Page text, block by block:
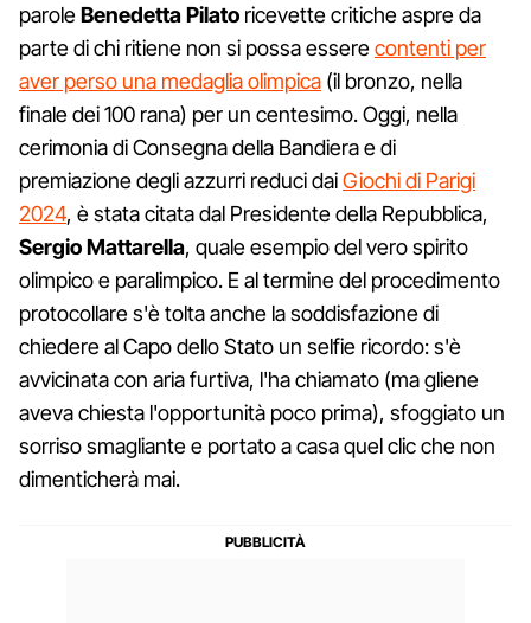
paroleBenedetta Pilato ricevette critiche aspre da
parte di chi ritiene non si possa esserecontenti per
aver perso una medaglia olimpica (il bronzo, nella
finale dei 100 rana) per un centesimo. Oggi, nella
cerimonia di Consegna della Bandiera e di
premiazione degli azzurri reduci daiGiochi di Parigi
2024, è stata citata dal Presidente della Repubblica,
Sergio Mattarella, quale esempio del vero spirito
olimpico e paralimpico. E al termine del procedimento
protocollare s'è tolta anche la soddisfazione di
chiedere al Capo dello Stato un selfie ricordo: s'è
avvicinata con aria furtiva, l'ha chiamato (ma gliene
aveva chiesta l'opportunità poco prima), sfoggiato un
sorriso smagliante e portato a casa quel clic che non
dimenticherà mai.